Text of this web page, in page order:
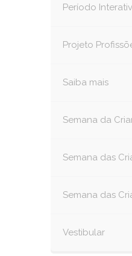
Período
Projeto
Saiba mais
Semana da
Semana das
Semana das
Vestibular